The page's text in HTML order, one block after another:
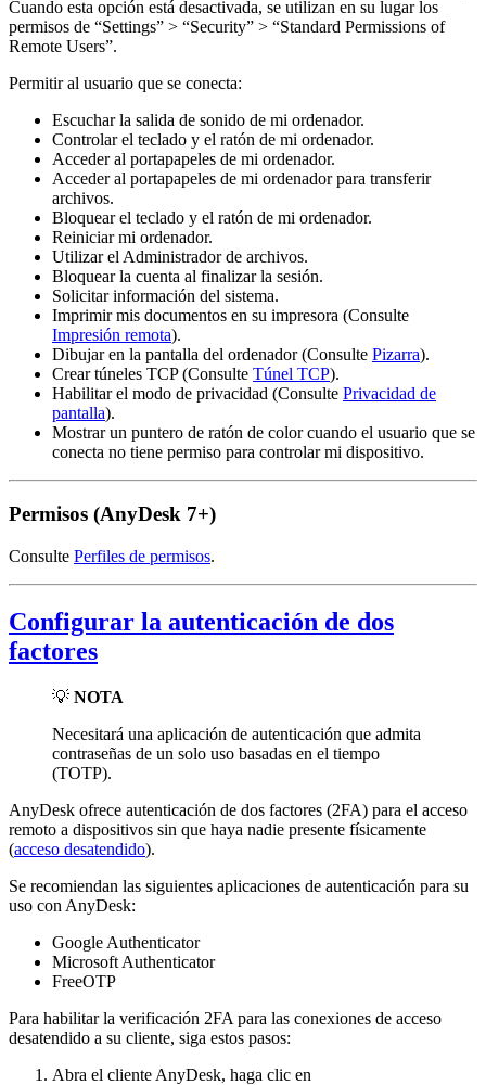
Cuando esta opción está desactivada, se utilizan en su lugar los
permisos de “Settings” > “Security” > “Standard Permissions of
Remote Users”.
Permitir al usuario que se conecta:
Escuchar la salida de sonido de mi ordenador.
Controlar el teclado y el ratón de mi ordenador.
Acceder al portapapeles de mi ordenador.
Acceder al portapapeles de mi ordenador para transferir
archivos.
Bloquear el teclado y el ratón de mi ordenador.
Reiniciar mi ordenador.
Utilizar el Administrador de archivos.
Bloquear la cuenta al finalizar la sesión.
Solicitar información del sistema.
Imprimir mis documentos en su impresora (Consulte
Impresión remota).
Dibujar en la pantalla del ordenador (Consulte Pizarra).
Crear túneles TCP (Consulte Túnel TCP).
Habilitar el modo de privacidad (Consulte Privacidad de
pantalla).
Mostrar un puntero de ratón de color cuando el usuario que se
conecta no tiene permiso para controlar mi dispositivo.
Permisos (AnyDesk 7+)
Consulte Perfiles de permisos.
Configurar la autenticación de dos
factores
💡 NOTA
Necesitará una aplicación de autenticación que admita
contraseñas de un solo uso basadas en el tiempo
(TOTP).
AnyDesk ofrece autenticación de dos factores (2FA) para el acceso
remoto a dispositivos sin que haya nadie presente físicamente
(acceso desatendido).
Se recomiendan las siguientes aplicaciones de autenticación para su
uso con AnyDesk:
Google Authenticator
Microsoft Authenticator
FreeOTP
Para habilitar la verificación 2FA para las conexiones de acceso
desatendido a su cliente, siga estos pasos:
Abra el cliente AnyDesk, haga clic en